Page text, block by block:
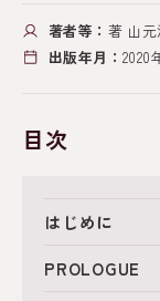
著者等： 著 山元
出版年月： 2020
目次
はじめに
PROLOGUE